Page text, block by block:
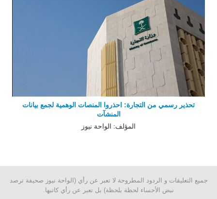
تحذير رسمي من التجارة: احذروا المنصات الوهمية لجمع بيانات
المنشآت
المؤلف: الواحة نيوز
جميع التعليقات و الردود المطروحة لا تعبر عن رأي (الواحة نيوز صحيفة ترصد
نبض الأحساء لحظة بلحظة) بل تعبر عن رأي كاتبها.